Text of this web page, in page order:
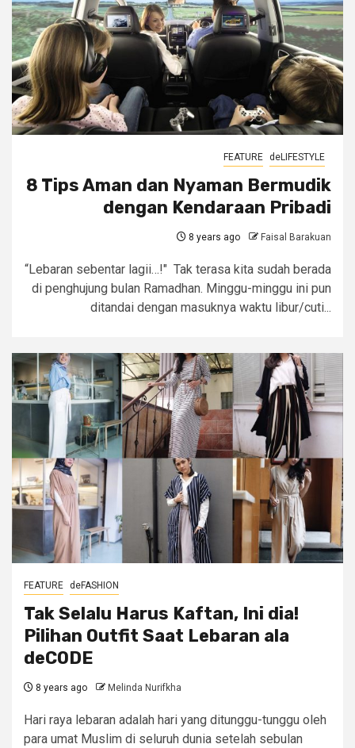
FEATURE deLIFESTYLE
8 Tips Aman dan Nyaman Bermudik
dengan Kendaraan Pribadi
8 years ago Faisal Barakuan
“Lebaran sebentar lagii…!" Tak terasa kita sudah berada
di penghujung bulan Ramadhan. Minggu-minggu ini pun
ditandai dengan masuknya waktu libur/cuti...
FEATURE deFASHION
Tak Selalu Harus Kaftan, Ini dia!
Pilihan Outfit Saat Lebaran ala
deCODE
8 years ago Melinda Nurifkha
Hari raya lebaran adalah hari yang ditunggu-tunggu oleh
para umat Muslim di seluruh dunia setelah sebulan